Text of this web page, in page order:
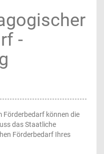
-
Förderbedarf können die
das Staatliche
Förderbedarf Ihres